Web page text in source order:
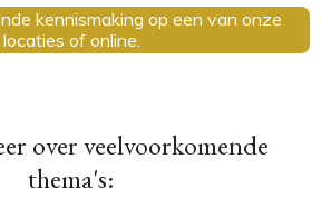
kennismaking op een van onze
locaties of online.
over veelvoorkomende
thema's: